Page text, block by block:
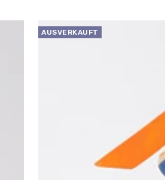
AUSVERKAUFT